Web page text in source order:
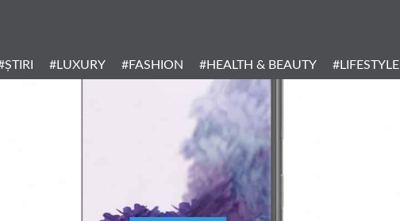
#LUXURY #FASHION #HEALTH & BEAUTY #LIFESTYLE